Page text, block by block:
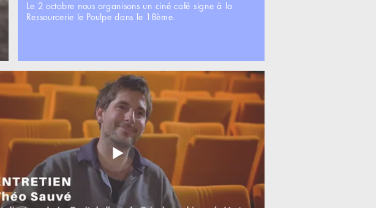
Le 2 octobre nous organisons un ciné café signe à la
Ressourcerie le Poulpe dans le 18ème.